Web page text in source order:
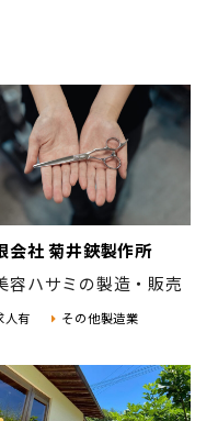
会社 菊井鋏製作所
容ハサミの製造・販売
人有 その他製造業